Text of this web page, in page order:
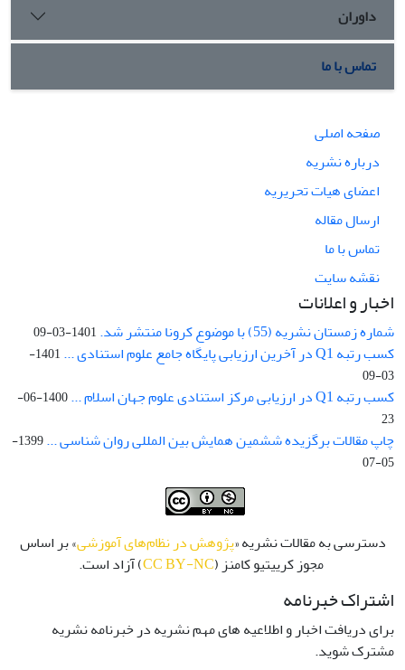
داوران
تماس با ما
صفحه اصلی
درباره نشریه
اعضای هیات تحریریه
ارسال مقاله
تماس با ما
نقشه سایت
اخبار و اعلانات
شماره زمستان نشریه (55) با موضوع کرونا منتشر شد. 1401-03-09
کسب رتبه Q1 در آخرین ارزیابی پایگاه جامع علوم استنادی ...
1401-
03-09
کسب رتبه Q1 در ارزیابی مرکز استنادی علوم جهان اسلام ...
1400-06-
23
چاپ مقالات برگزیده ششمین همایش بین المللی روان شناسی ...
1399-
05-07
دسترسی به مقالات نشریه «پژوهش در نظام‌های آموزشی» بر اساس
مجوز کرییتیو کامنز (CC BY-NC) آزاد است.
اشتراک خبرنامه
برای دریافت اخبار و اطلاعیه های مهم نشریه در خبرنامه نشریه
مشترک شوید.